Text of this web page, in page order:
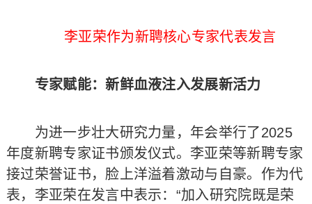
李亚荣作为新聘核心专家代表发言
专家赋能：新鲜血液注入发展新活力
为进一步壮大研究力量，年会举行了2025
年度新聘专家证书颁发仪式。李亚荣等新聘专家
接过荣誉证书，脸上洋溢着激动与自豪。作为代
表，李亚荣在发言中表示：“加入研究院既是荣